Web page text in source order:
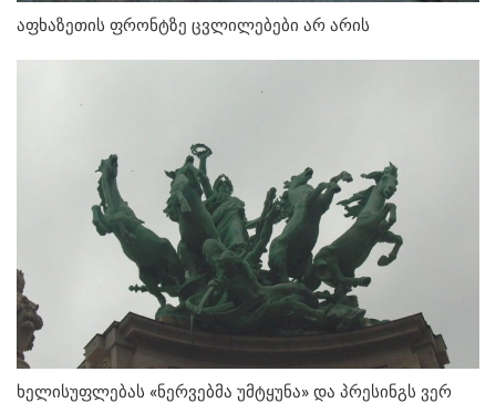
აფხაზეთის ფრონტზე ცვლილებები არ არის
ხელისუფლებას «ნერვებმა უმტყუნა» და პრესინგს ვერ